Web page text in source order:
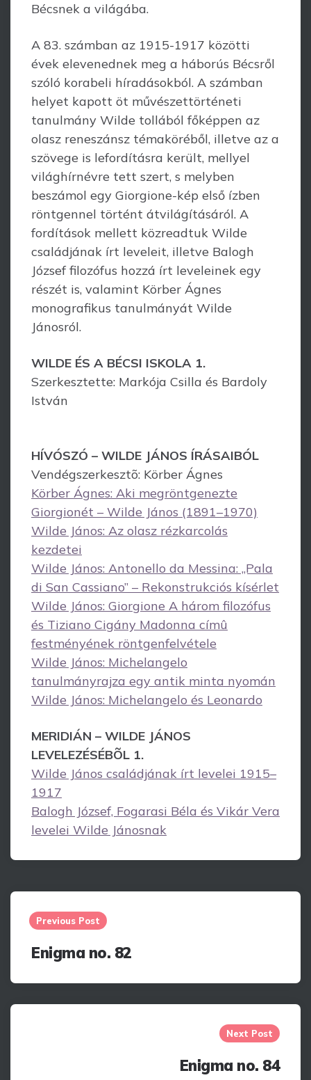
Bécsnek a világába.
A 83. számban az 1915-1917 közötti
évek elevenednek meg a háborús Bécsről
szóló korabeli híradásokból. A számban
helyet kapott öt művészettörténeti
tanulmány Wilde tollából főképpen az
olasz reneszánsz témaköréből, illetve az a
szövege is lefordításra került, mellyel
világhírnévre tett szert, s melyben
beszámol egy Giorgione-kép első ízben
röntgennel történt átvilágításáról. A
fordítások mellett közreadtuk Wilde
családjának írt leveleit, illetve Balogh
József filozófus hozzá írt leveleinek egy
részét is, valamint Körber Ágnes
monografikus tanulmányát Wilde
Jánosról.
WILDE ÉS A BÉCSI ISKOLA 1.
Szerkesztette: Markója Csilla és Bardoly
István
HÍVÓSZÓ – WILDE JÁNOS ÍRÁSAIBÓL
Vendégszerkesztõ: Körber Ágnes
Körber Ágnes: Aki megröntgenezte
Giorgionét – Wilde János (1891–1970)
Wilde János: Az olasz rézkarcolás
kezdetei
Wilde János: Antonello da Messina: „Pala
di San Cassiano” – Rekonstrukciós kísérlet
Wilde János: Giorgione A három filozófus
és Tiziano Cigány Madonna címû
festményének röntgenfelvétele
Wilde János: Michelangelo
tanulmányrajza egy antik minta nyomán
Wilde János: Michelangelo és Leonardo
MERIDIÁN – WILDE JÁNOS
LEVELEZÉSÉBÕL 1.
Wilde János családjának írt levelei 1915–
1917
Balogh József, Fogarasi Béla és Vikár Vera
levelei Wilde Jánosnak
Post
navigation
Previous Post
Enigma no. 82
Next Post
Enigma no. 84